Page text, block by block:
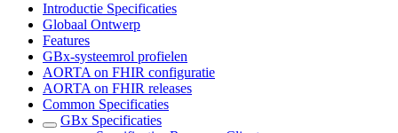
Introductie Specificaties
Globaal Ontwerp
Features
GBx-systeemrol profielen
AORTA on FHIR configuratie
AORTA on FHIR releases
Common Specificaties
GBx Specificaties